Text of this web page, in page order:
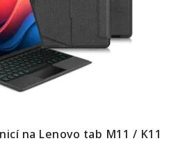
na Lenovo tab M11 / K11